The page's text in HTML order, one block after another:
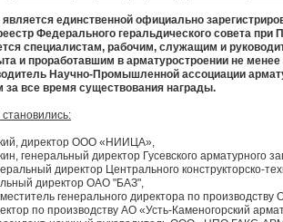
единственной официально
Федерального геральдического совета
специалистам, рабочим, служащим и
и проработавшим в арматуростроении не
Научно-Промышленной ассоциации
все время существования награды.
директор ООО «НИИЦА»,
генеральный директор Гусевского арматурного
директор Центрального конструкторско-
директор ОАО "БАЗ",
генерального директора по
по производству АО «Усть-Каменогорский